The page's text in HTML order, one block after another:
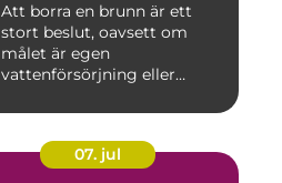
Att borra en brunn är ett
stort beslut, oavsett om
målet är egen
vattenförsörjning eller
07. jul